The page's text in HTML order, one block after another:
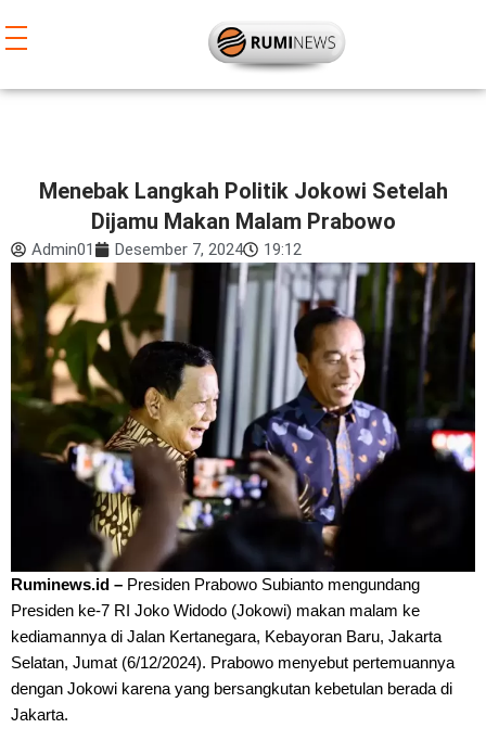
ke
Menebak Langkah Politik Jokowi Setelah
Dijamu Makan Malam Prabowo
Admin01 Desember 7, 2024 19:12
Ruminews.id – Presiden Prabowo Subianto mengundang
Presiden ke-7 RI Joko Widodo (Jokowi) makan malam ke
kediamannya di Jalan Kertanegara, Kebayoran Baru, Jakarta
Selatan, Jumat (6/12/2024). Prabowo menyebut pertemuannya
dengan Jokowi karena yang bersangkutan kebetulan berada di
Jakarta.